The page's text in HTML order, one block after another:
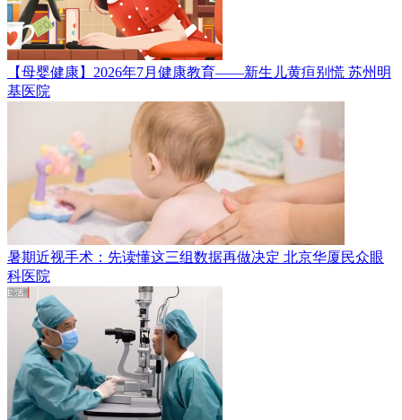
【母婴健康】2026年7月健康教育——新生儿黄疸别慌 苏州明
基医院
暑期近视手术：先读懂这三组数据再做决定 北京华厦民众眼
科医院